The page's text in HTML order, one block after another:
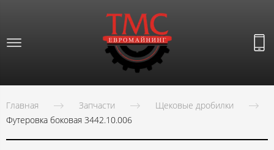
Главная Запчасти
Щековые дробилки
Футеровка боковая 3442.10.006